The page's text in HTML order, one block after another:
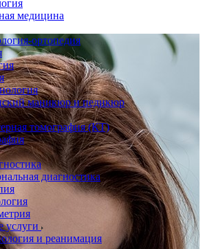
медицина
ортопедия
маникюр и педикюр
томография (КТ)
диагностика
услуги
и реанимация